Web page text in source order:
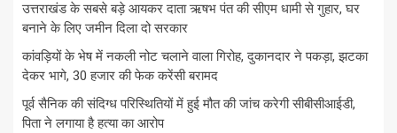
उत्तराखंड के सबसे बड़े आयकर दाता ऋषभ पंत की सीएम धामी से गुहार, घर
बनाने के लिए जमीन दिला दो सरकार
कांवड़ियों के भेष में नकली नोट चलाने वाला गिरोह, दुकानदार ने पकड़ा, झटका
देकर भागे, 30 हजार की फेक करेंसी बरामद
पूर्व सैनिक की संदिग्ध परिस्थितियों में हुई मौत की जांच करेगी सीबीसीआईडी,
पिता ने लगाया है हत्या का आरोप